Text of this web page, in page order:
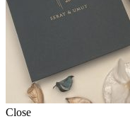
Close